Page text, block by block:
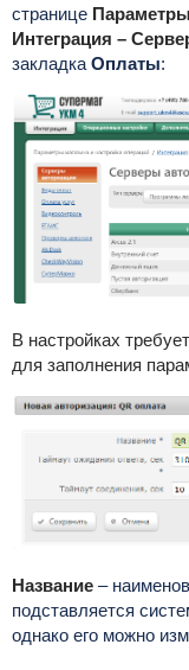
странице
Интеграция –
закладка Оплаты:
В настройках
для заполнения
Название –
подставляется
однако его можно